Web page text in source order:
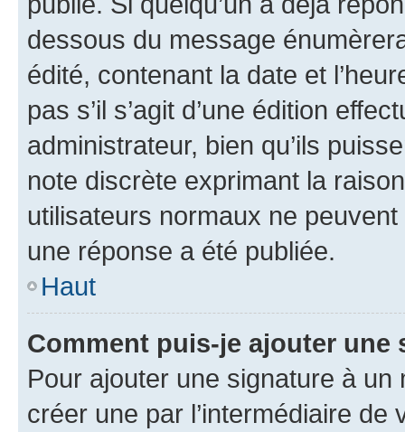
dessous du message
édité, contenant la date et
pas s’il s’agit d’une édition
administrateur, bien qu’ils
note discrète exprimant la
utilisateurs normaux ne
une réponse a été publiée.
Haut
Comment puis-je ajouter une
Pour ajouter une signature à un
créer une par l’intermédiaire